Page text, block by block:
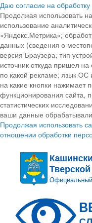
Даю согласие на
Продолжая использовать
использование
«Яндекс.Метрика»;
данных (сведения о
версия Браузера; тип
источник откуда пришел на
по какой рекламе; язык ОС
на какие кнопки нажимает
функционирования сайта,
статистических
ваши данные
Продолжая использовать
отношении обработки